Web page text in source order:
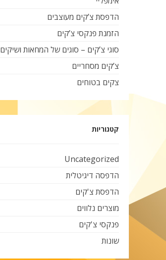
הדפסת צ’קים מעוצבים
הזמנת פנקסי צ’קים
סוגי צ’קים – סוגים של המחאות ושיקים
צ’קים מסחריים
צקים בטוחים
קטגוריות
Uncategorized
הדפסה דיגיטלית
הדפסת צ'קים
מוצרים נלווים
פנקסי צ'קים
שונות